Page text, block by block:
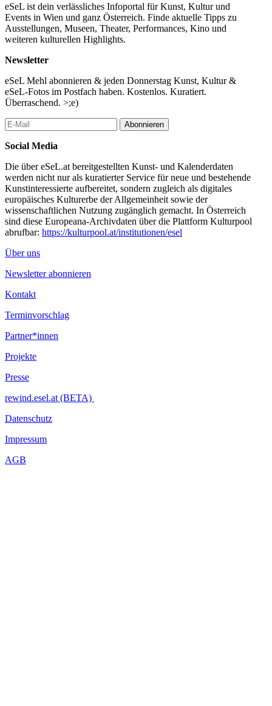
eSeL ist dein verlässliches Infoportal für Kunst, Kultur und
Events in Wien und ganz Österreich. Finde aktuelle Tipps zu
Ausstellungen, Museen, Theater, Performances, Kino und
weiteren kulturellen Highlights.
Newsletter
eSeL Mehl abonnieren & jeden Donnerstag Kunst, Kultur &
eSeL-Fotos im Postfach haben. Kostenlos. Kuratiert.
Überraschend. >;e)
Abonnieren
Social Media
Die über eSeL.at bereitgestellten Kunst- und Kalenderdaten
werden nicht nur als kuratierter Service für neue und bestehende
Kunstinteressierte aufbereitet, sondern zugleich als digitales
europäisches Kulturerbe der Allgemeinheit sowie der
wissenschaftlichen Nutzung zugänglich gemacht. In Österreich
sind diese Europeana-Archivdaten über die Plattform Kulturpool
abrufbar: https://kulturpool.at/institutionen/esel
Über uns
Newsletter abonnieren
Kontakt
Terminvorschlag
Partner*innen
Projekte
Presse
rewind.esel.at (BETA)
Datenschutz
Impressum
AGB